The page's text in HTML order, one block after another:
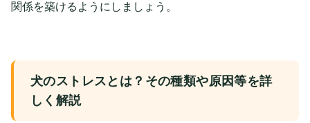
関係を築けるようにしましょう。
犬のストレスとは？その種類や原因等を詳
しく解説